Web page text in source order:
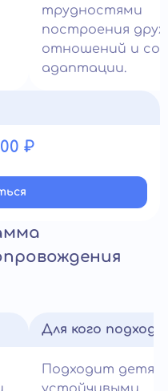
трудностями
построения
отношений и
адаптации.
₽
Для кого
Подходит детям